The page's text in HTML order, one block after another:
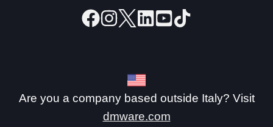
Are you a company based outside Italy? Visit
dmware.com